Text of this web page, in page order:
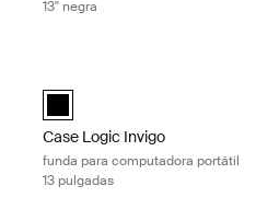
13'' negra
portátil 17'' negra Black
17'' Negro (selected)
black (selected)
Case Logic Invigo
funda para computadora portátil
13 pulgadas